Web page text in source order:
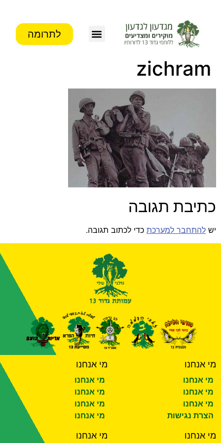
לתרומה
zichram
כתיבת תגובה
יש להתחבר למערכת כדי לכתוב תגובה.
מי אנחנו
מי אנחנו
מי אנחנו
מי אנחנו
הצרת נגישות
מי אנחנו
מי אנחנו
מי אנחנו
מי אנחנו
מי אנחנו
מי אנחנו מי אנחנו